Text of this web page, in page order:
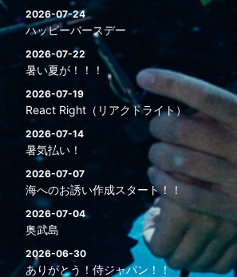
2026-07-24
ハッピーバースデー
2026-07-22
暑い夏が！！！
2026-07-19
React Right（リアクトライト）
2026-07-14
暑気払い！
2026-07-07
海へのお誘い作成スタート！！
2026-07-04
奥武島
2026-06-30
ありがとう！侍ジャパン！！